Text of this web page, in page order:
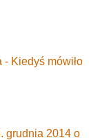
Kiedyś mówiło
grudnia 2014 o